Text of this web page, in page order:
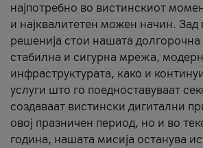
најпотребно во вистинскиот
и најквалитетен можен начин. Зад
решенија стои нашата долгорочна
стабилна и сигурна мрежа,
инфраструктурата, како и
услуги што го поедноставуваат
создаваат вистински дигитални
овој празничен период, но и во
година, нашата мисија останува